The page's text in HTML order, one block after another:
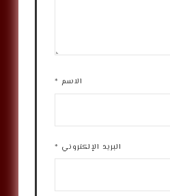
الاسم *
البريد الإلكتروني *